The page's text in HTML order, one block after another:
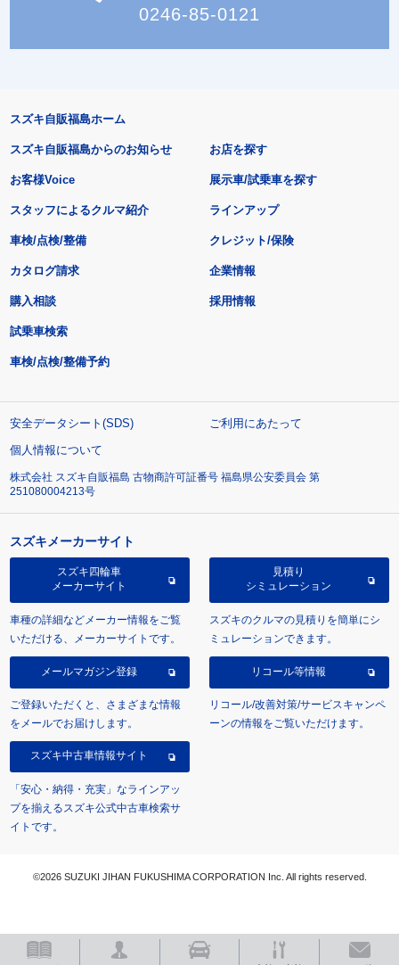
0246-85-0121
スズキ自販福島ホーム
スズキ自販福島からのお知らせ
お客様Voice
スタッフによるクルマ紹介
お店を探す
展示車/試乗車を探す
ラインアップ
車検/点検/整備 クレジット/保険
カタログ請求
購入相談
試乗車検索
車検/点検/整備予約
企業情報
採用情報
安全データシート(SDS)
ご利用にあたって
個人情報について
株式会社 スズキ自販福島 古物商許可証番号 福島県公安委員会 第
251080004213号
スズキメーカーサイト
スズキ四輪車
メーカーサイト
車種の詳細などメーカー情報をご覧
いただける、メーカーサイトです。
見積り
シミュレーション
スズキのクルマの見積りを簡単にシ
ミュレーションできます。
メールマガジン登録
ご登録いただくと、さまざまな情報
をメールでお届けします。
リコール等情報
リコール/改善対策/サービスキャンペ
ーンの情報をご覧いただけます。
スズキ中古車情報サイト
「安心・納得・充実」なラインアッ
プを揃えるスズキ公式中古車検索サ
イトです。
©2026 SUZUKI JIHAN FUKUSHIMA CORPORATION Inc. All rights reserved.